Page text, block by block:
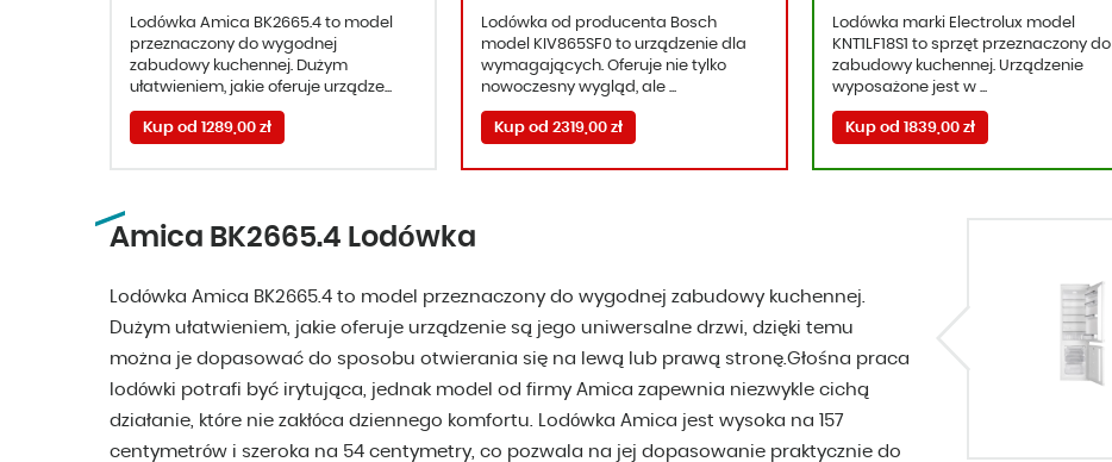
Lodówka Amica BK2665.4 to model
przeznaczony do wygodnej
zabudowy kuchennej. Dużym
ułatwieniem, jakie oferuje urządze...
Kup od 1289,00 zł
Lodówka od producenta Bosch
model KIV865SF0 to urządzenie dla
wymagających. Oferuje nie tylko
nowoczesny wygląd, ale ...
Kup od 2319,00 zł
Lodówka marki Electrolux model
KNT1LF18S1 to sprzęt przeznaczony do
zabudowy kuchennej. Urządzenie
wyposażone jest w ...
Kup od 1839,00 zł
Amica BK2665.4 Lodówka
Lodówka Amica BK2665.4 to model przeznaczony do wygodnej zabudowy kuchennej.
Dużym ułatwieniem, jakie oferuje urządzenie są jego uniwersalne drzwi, dzięki temu
można je dopasować do sposobu otwierania się na lewą lub prawą stronę.Głośna praca
lodówki potrafi być irytująca, jednak model od firmy Amica zapewnia niezwykle cichą
działanie, które nie zakłóca dziennego komfortu. Lodówka Amica jest wysoka na 157
centymetrów i szeroka na 54 centymetry, co pozwala na jej dopasowanie praktycznie do